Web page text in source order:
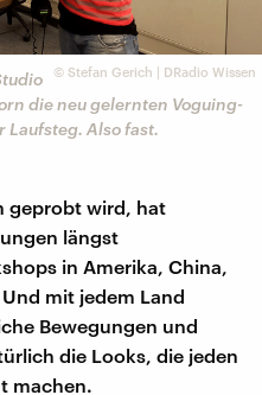
© Stefan Gerich | DRadio Wissen
die neu gelernten Voguing-
Laufsteg. Also fast.
geprobt wird, hat
längst
in Amerika, China,
mit jedem Land
Bewegungen und
die Looks, die jeden
machen.